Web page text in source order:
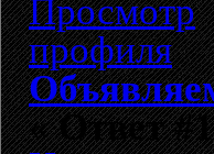
«Ответ